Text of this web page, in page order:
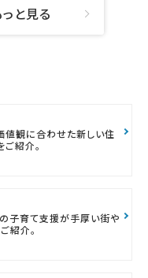
と見る
値観に合わせた新しい住
紹介。
子育て支援が手厚い街や
紹介。